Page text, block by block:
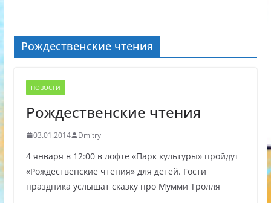
Рождественские чтения
НОВОСТИ
Рождественские чтения
03.01.2014 Dmitry
4 января в 12:00 в лофте «Парк культуры» пройдут
«Рождественские чтения» для детей. Гости
праздника услышат сказку про Мумми Тролля